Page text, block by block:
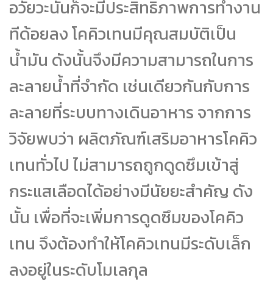
อวัยวะนั้นก็จะมีประสิทธิภาพการทำงาน
ทีด้อยลง โคคิวเทนมีคุณสมบัติเป็น
น้ำมัน ดังนั้นจึงมีความสามารถในการ
ละลายน้ำที่จำกัด เช่นเดียวกันกับการ
ละลายที่ระบบทางเดินอาหาร จากการ
วิจัยพบว่า ผลิตภัณฑ์เสริมอาหารโคคิว
เทนทั่วไป ไม่สามารถถูกดูดซึมเข้าสู่
กระแสเลือดได้อย่างมีนัยยะสำคัญ ดัง
นั้น เพื่อที่จะเพิ่มการดูดซึมของโคคิว
เทน จึงต้องทำให้โคคิวเทนมีระดับเล็ก
ลงอยู่ในระดับโมเลกุล